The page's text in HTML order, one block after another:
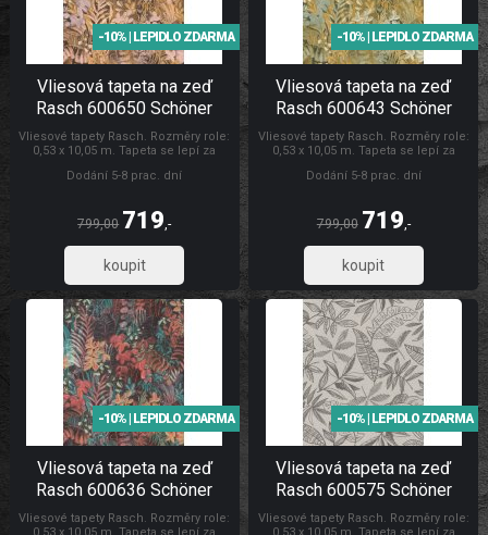
Vliesová tapeta na zeď
Rasch 600650 Schöner
Wohnen CL
Vliesové tapety Rasch. Rozměry role:
0,53 x 10,05 m. Tapeta se lepí za
zeď. Vliesové tapety na zeď se
zakrytí jemných prasklin. Tapety
-10% | LEPIDLO ZDARMA
Dodání 5-8 prac. dní
799,00 719,-
594,30
Vliesová tapeta na zeď
Rasch 600643 Schöner
Wohnen CL
Vliesové tapety Rasch. Rozměry role:
0,53 x 10,05 m. Tapeta se lepí za
zeď. Vliesové tapety na zeď se
zakrytí jemných prasklin. Tapety
-10% | LEPIDLO ZDARMA
Dodání 5-8 prac. dní
799,00 719,-
594,30
Vliesová tapeta na zeď
Rasch 600636 Schöner
Wohnen CL
Vliesové tapety Rasch. Rozměry role:
-10% | LEPIDLO ZDARMA
Vliesová tapeta na zeď
Rasch 600575 Schöner
Wohnen CL
Vliesové tapety Rasch. Rozměry role:
-10% | LEPIDLO ZDARMA